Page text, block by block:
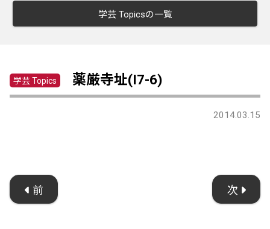
学芸 Topicsの一覧
学芸 Topics 薬厳寺址(I7-6)
2014.03.15
前 次